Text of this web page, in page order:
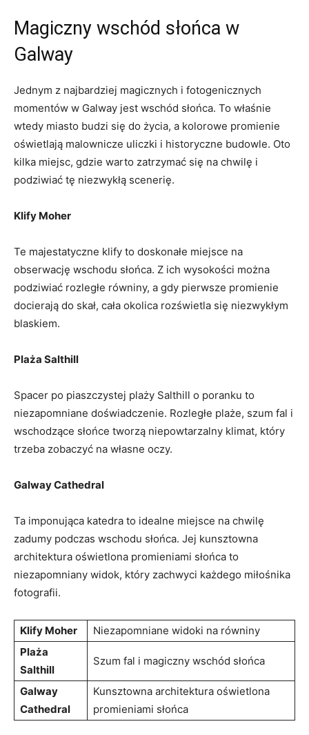
Magiczny ​wschód słońca w
Galway
Jednym z najbardziej⁣ magicznych i fotogenicznych
momentów w Galway​ jest wschód słońca. To​ właśnie
‌wtedy miasto budzi się do ‍życia, a kolorowe⁣ promienie
oświetlają malownicze uliczki i ⁤historyczne budowle. Oto
‍kilka miejsc, gdzie warto zatrzymać się na chwilę⁤ i
podziwiać tę niezwykłą ⁢scenerię.
Klify Moher
Te majestatyczne klify to doskonałe‌ miejsce na
obserwację wschodu słońca. Z ich wysokości‍ można
podziwiać rozległe równiny, ‌a gdy pierwsze promienie
docierają do skał, cała okolica rozświetla się niezwykłym
blaskiem.
Plaża Salthill
Spacer po piaszczystej plaży Salthill o poranku to
niezapomniane doświadczenie. Rozległe plaże, szum fal i⁤
wschodzące słońce tworzą niepowtarzalny klimat,‌ który
trzeba zobaczyć na własne oczy.
Galway⁣ Cathedral
Ta imponująca‌ katedra to idealne​ miejsce na chwilę
zadumy podczas wschodu słońca. ‌Jej kunsztowna
architektura‍ oświetlona promieniami słońca to
niezapomniany widok, który zachwyci każdego miłośnika
fotografii.
Klify Moher
Niezapomniane widoki na równiny
Plaża
Salthill
Szum fal i​ magiczny wschód ⁢słońca
Galway
Cathedral
Kunsztowna architektura oświetlona
promieniami​ słońca